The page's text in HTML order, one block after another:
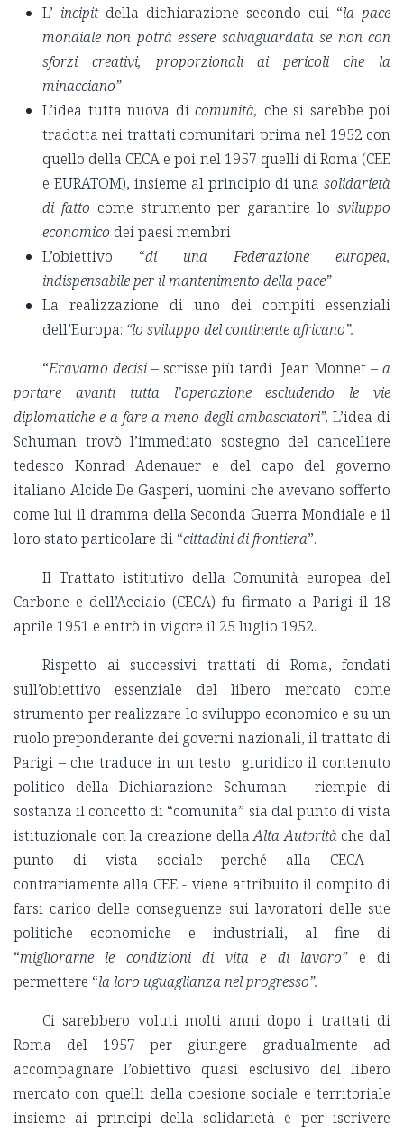
L’ incipit della dichiarazione secondo cui “la pace
mondiale non potrà essere salvaguardata se non con
sforzi creativi, proporzionali ai pericoli che la
minacciano”
L’idea tutta nuova di comunità, che si sarebbe poi
tradotta nei trattati comunitari prima nel 1952 con
quello della CECA e poi nel 1957 quelli di Roma (CEE
e EURATOM), insieme al principio di una solidarietà
di fatto come strumento per garantire losviluppo
economico dei paesi membri
L’obiettivo “di una Federazione europea,
indispensabile per il mantenimento della pace”
La realizzazione di uno dei compiti essenziali
dell’Europa: “lo sviluppo del continente africano”.
“Eravamo decisi – scrisse più tardi Jean Monnet – a
portare avanti tutta l’operazione escludendo le vie
diplomatiche e a fare a meno degli ambasciatori”. L’idea di
Schuman trovò l’immediato sostegno del cancelliere
tedesco Konrad Adenauer e del capo del governo
italiano Alcide De Gasperi, uomini che avevano sofferto
come lui il dramma della Seconda Guerra Mondiale e il
loro stato particolare di “cittadini di frontiera”.
Il Trattato istitutivo della Comunità europea del
Carbone e dell’Acciaio (CECA) fu firmato a Parigi il 18
aprile 1951 e entrò in vigore il 25 luglio 1952.
Rispetto ai successivi trattati di Roma, fondati
sull’obiettivo essenziale del libero mercato come
strumento per realizzare lo sviluppo economico e su un
ruolo preponderante dei governi nazionali, il trattato di
Parigi – che traduce in un testo giuridico il contenuto
politico della Dichiarazione Schuman – riempie di
sostanza il concetto di “comunità” sia dal punto di vista
istituzionale con la creazione dellaAlta Autoritàche dal
punto di vista sociale perché alla CECA –
contrariamente alla CEE - viene attribuito il compito di
farsi carico delle conseguenze sui lavoratori delle sue
politiche economiche e industriali, al fine di
“migliorarne le condizioni di vita e di lavoro” e di
permettere “la loro uguaglianza nel progresso”.
Ci sarebbero voluti molti anni dopo i trattati di
Roma del 1957 per giungere gradualmente ad
accompagnare l’obiettivo quasi esclusivo del libero
mercato con quelli della coesione sociale e territoriale
insieme ai principi della solidarietà e per iscrivere